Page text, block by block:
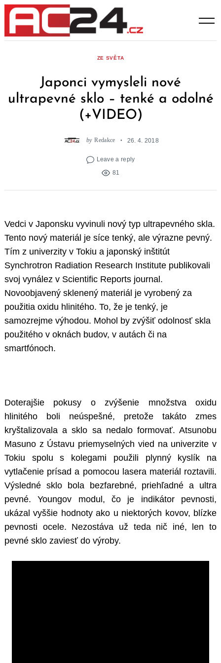
Skip
content
ZE SVĚTA
Japonci vymysleli nové
ultrapevné sklo – tenké a odolné
(+VIDEO)
by Redakce 26. 4. 2018
Leave a reply
81
Vedci v Japonsku vyvinuli nový typ ultrapevného skla.
Tento nový materiál je síce tenký, ale výrazne pevný.
Tím z univerzity v Tokiu a japonský inštitút
Synchrotron Radiation Research Institute publikovali
svoj vynález v Scientific Reports journal.
Novoobjavený sklenený materiál je vyrobený za
použitia oxidu hlinitého. To, že je tenký, je
samozrejme výhodou. Mohol by zvýšiť odolnosť skla
použitého v oknách budov, v autách či na
smartfónoch.
Doterajšie pokusy o zvýšenie množstva oxidu
hlinitého boli neúspešné, pretože takáto zmes
kryštalizovala a sklo sa nedalo formovať. Atsunobu
Masuno z Ústavu priemyselných vied na univerzite v
Tokiu spolu s kolegami použili plynný kyslík na
vytlačenie prísad a pomocou lasera materiál roztavili.
Výsledné sklo bola bezfarebné, priehľadné a ultra
pevné. Youngov modul, čo je indikátor pevnosti,
ukázal vyššie hodnoty ako u niektorých kovov, blízke
pevnosti ocele. Nezostáva už teda nič iné, len to
pevné sklo zaviesť do výroby.